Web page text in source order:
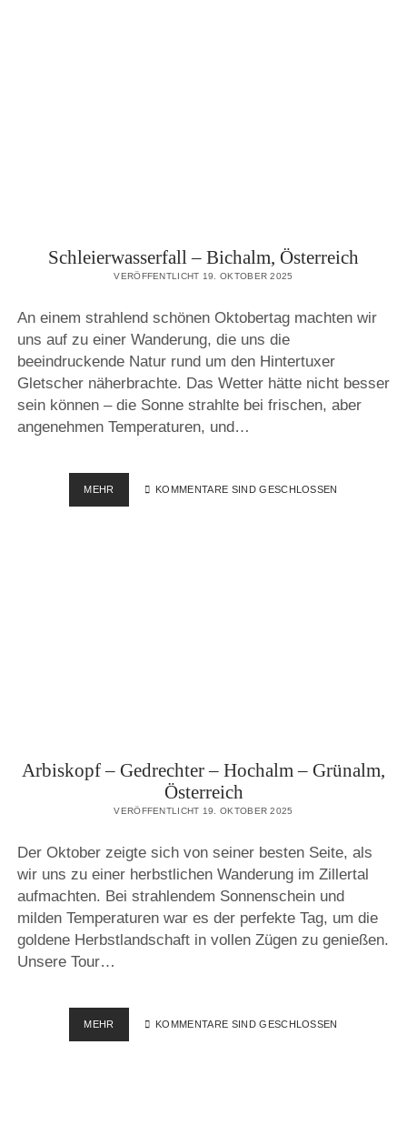
Schleierwasserfall – Bichalm, Österreich
VERÖFFENTLICHT 19. OKTOBER 2025
An einem strahlend schönen Oktobertag machten wir
uns auf zu einer Wanderung, die uns die
beeindruckende Natur rund um den Hintertuxer
Gletscher näherbrachte. Das Wetter hätte nicht besser
sein können – die Sonne strahlte bei frischen, aber
angenehmen Temperaturen, und…
MEHR SCHLEIERWASSERFALL
–
KOMMENTARE SIND GESCHLOSSEN
Arbiskopf – Gedrechter – Hochalm – Grünalm,
Österreich
VERÖFFENTLICHT 19. OKTOBER 2025
Der Oktober zeigte sich von seiner besten Seite, als
wir uns zu einer herbstlichen Wanderung im Zillertal
aufmachten. Bei strahlendem Sonnenschein und
milden Temperaturen war es der perfekte Tag, um die
goldene Herbstlandschaft in vollen Zügen zu genießen.
Unsere Tour…
MEHR ARBISKOPF
–
KOMMENTARE SIND GESCHLOSSEN